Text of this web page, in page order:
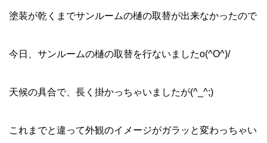
塗装が乾くまでサンルームの樋の取替が出来なかったので
今日、サンルームの樋の取替を行ないましたo(^O^)/
天候の具合で、長く掛かっちゃいましたが(^_^;)
これまでと違って外観のイメージがガラッと変わっちゃい